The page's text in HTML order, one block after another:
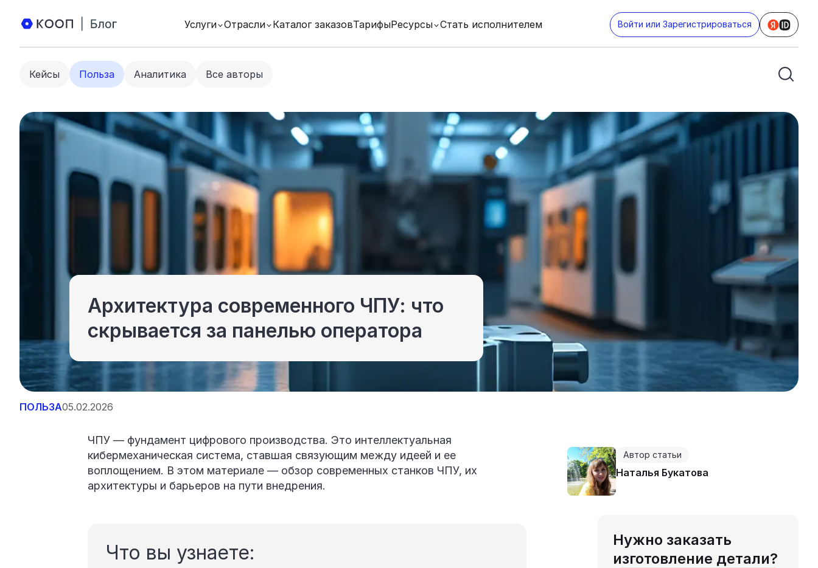
Услуги Отрасли Каталог заказовТарифыРесурсы Стать исполнителем Войти или Зарегистрироваться
Кейсы Польза Аналитика Все авторы
Архитектура современного ЧПУ: что
скрывается за панелью оператора
ПОЛЬЗА05.02.2026
ЧПУ — фундамент цифрового производства. Это интеллектуальная
кибермеханическая система, ставшая связующим между идеей и ее
воплощением. В этом материале — обзор современных станков ЧПУ, их
архитектуры и барьеров на пути внедрения.
Что вы узнаете:
Автор статьи
Наталья Букатова
Нужно заказать
изготовление детали?